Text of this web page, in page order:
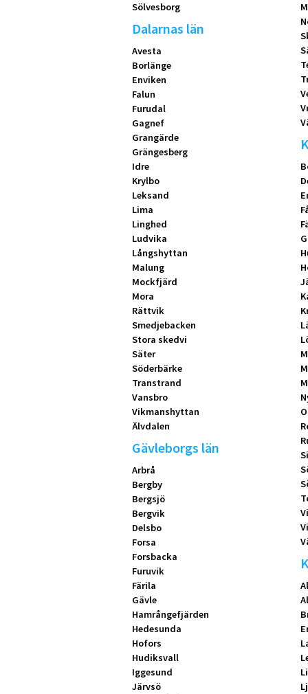
Sölvesborg
Dalarnas län
Avesta
Borlänge
Enviken
Falun
Furudal
Gagnef
Grangärde
Grängesberg
Idre
Krylbo
Leksand
Lima
Linghed
Ludvika
Långshyttan
Malung
Mockfjärd
Mora
Rättvik
Smedjebacken
Stora skedvi
Säter
Söderbärke
Transtrand
Vansbro
Vikmanshyttan
Älvdalen
Gävleborgs län
Arbrå
Bergby
Bergsjö
Bergvik
Delsbo
Forsa
Forsbacka
Furuvik
Färila
Gävle
Hamrångefjärden
Hedesunda
Hofors
Hudiksvall
Iggesund
Järvsö